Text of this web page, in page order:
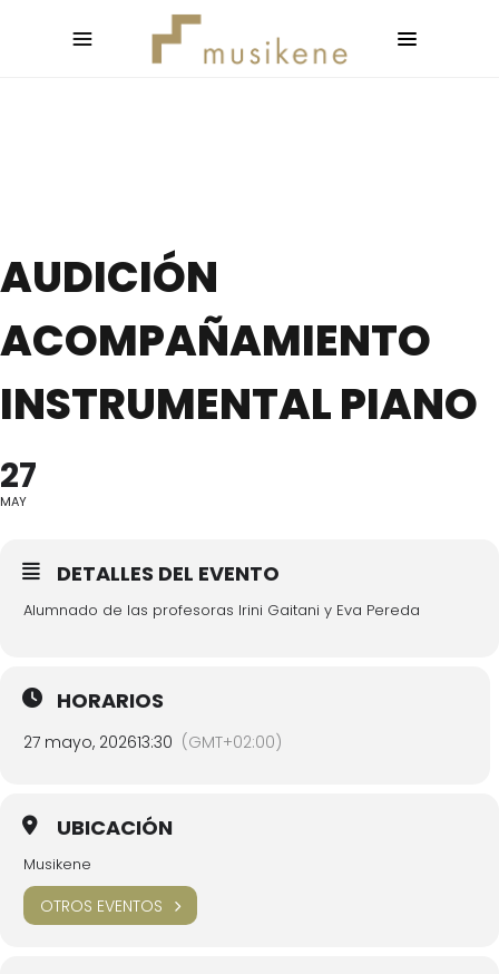
AUDICIÓN
ACOMPAÑAMIENTO
INSTRUMENTAL PIANO
27
MAY
DETALLES DEL EVENTO
Alumnado de las profesoras Irini Gaitani y Eva Pereda
HORARIOS
27 mayo, 202613:30 (GMT+02:00)
UBICACIÓN
Musikene
OTROS EVENTOS